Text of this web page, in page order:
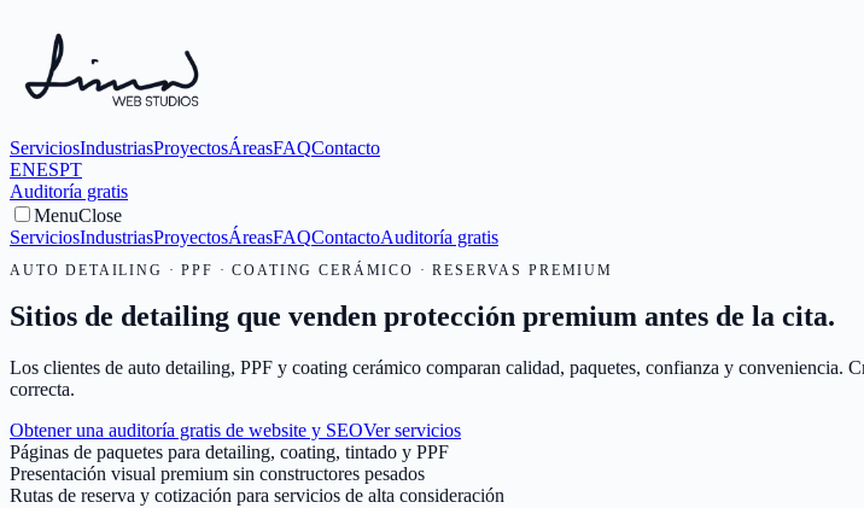
ServiciosIndustriasProyectosÁreasFAQContacto
ENESPT
Auditoría gratis
MenuClose
ServiciosIndustriasProyectosÁreasFAQContactoAuditoría gratis
AUTO DETAILING · PPF · COATING CERÁMICO · RESERVAS PREMIUM
Sitios de detailing que venden protección premium antes de la cita.
Los clientes de auto detailing, PPF y coating cerámico comparan calidad, paquetes, confianza y conveniencia.
correcta.
Obtener una auditoría gratis de website y SEOVer servicios
Páginas de paquetes para detailing, coating, tintado y PPF
Presentación visual premium sin constructores pesados
Rutas de reserva y cotización para servicios de alta consideración